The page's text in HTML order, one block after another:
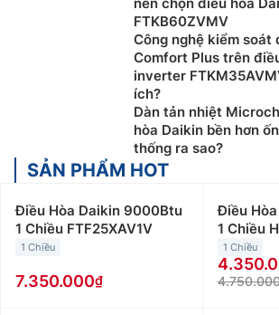
nên chọn điều hòa
FTKB60ZVMV
Công nghệ kiểm soát
Comfort Plus trên
inverter
ích?
Dàn tản nhiệt
hòa Daikin bền hơn
thống ra sao?
SẢN PHẨM HOT
Điều Hòa Daikin 9000Btu
1 Chiều FTF25XAV1V
1 Chiều
7.350.000
Điều
1 Chiều
1 Chiều